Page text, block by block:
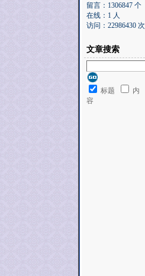
留言：1306847 个
在线：1 人
访问：22986430 次
文章搜索
标题
内
容